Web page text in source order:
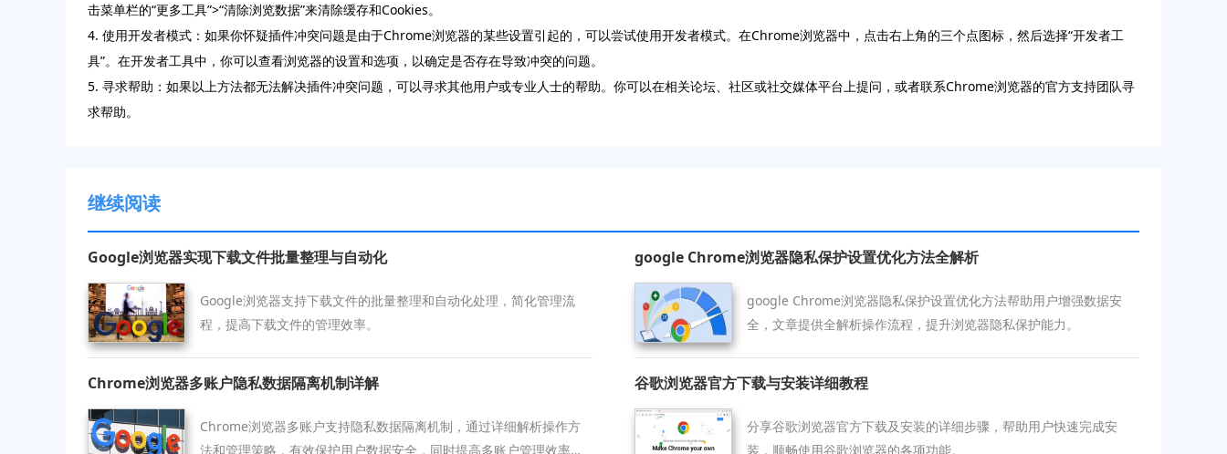
击菜单栏的“更多工具”>“清除浏览数据”来清除缓存和Cookies。
4. 使用开发者模式：如果你怀疑插件冲突问题是由于Chrome浏览器的某些设置引起的，可以尝试使用开发者模式。在Chrome浏览器中，点击右上角的三个点图标，然后选择“开发者工
具”。在开发者工具中，你可以查看浏览器的设置和选项，以确定是否存在导致冲突的问题。
5. 寻求帮助：如果以上方法都无法解决插件冲突问题，可以寻求其他用户或专业人士的帮助。你可以在相关论坛、社区或社交媒体平台上提问，或者联系Chrome浏览器的官方支持团队寻
求帮助。
继续阅读
Google浏览器实现下载文件批量整理与自动化
Google浏览器支持下载文件的批量整理和自动化处理，简化管理流
程，提高下载文件的管理效率。
google Chrome浏览器隐私保护设置优化方法全解析
google Chrome浏览器隐私保护设置优化方法帮助用户增强数据安
全，文章提供全解析操作流程，提升浏览器隐私保护能力。
Chrome浏览器多账户隐私数据隔离机制详解
Chrome浏览器多账户支持隐私数据隔离机制，通过详细解析操作方
法和管理策略，有效保护用户数据安全，同时提高多账户管理效率，
谷歌浏览器官方下载与安装详细教程
分享谷歌浏览器官方下载及安装的详细步骤，帮助用户快速完成安
装，顺畅使用谷歌浏览器的各项功能。